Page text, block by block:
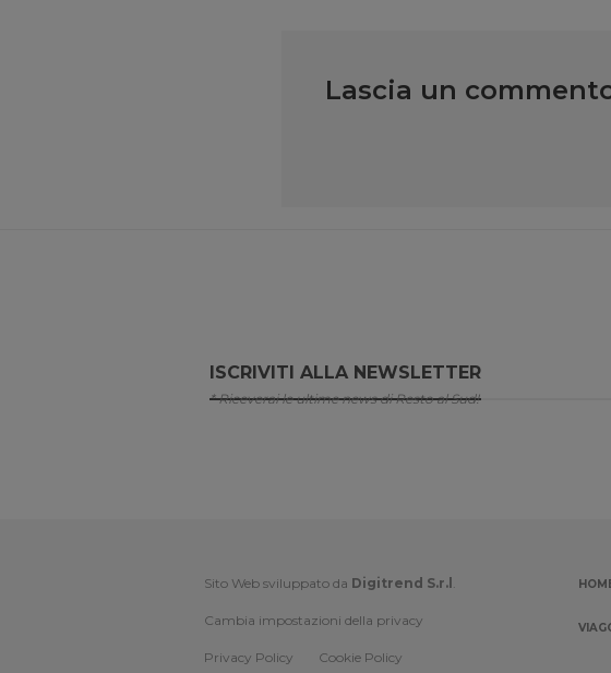
Lascia un
ISCRIVITI ALLA NEWSLETTER
* Riceverai le ultime news di Resto al Sud!
Sito Web sviluppato da Digitrend S.r.l .
Cambia impostazioni della privacy
Privacy Policy Cookie Policy